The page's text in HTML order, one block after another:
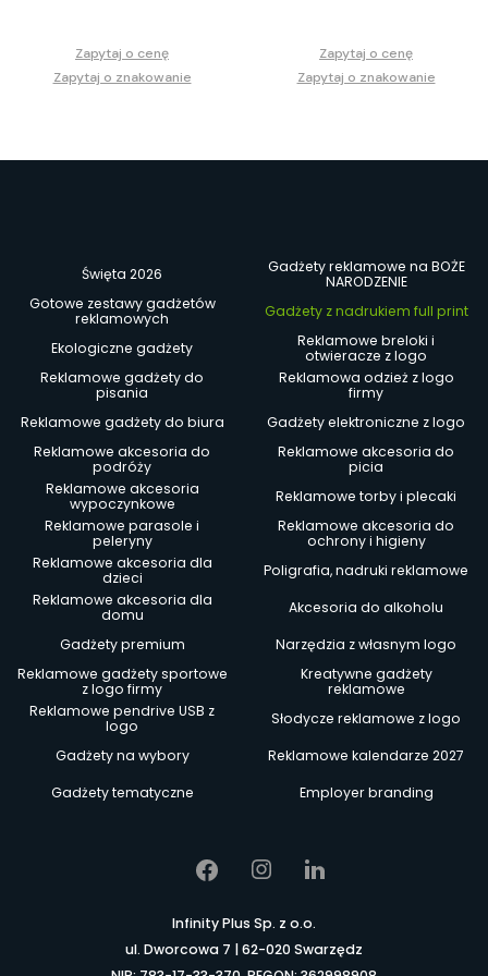
Zapytaj o cenę
Zapytaj o znakowanie
Zapytaj o cenę
Zapytaj o znakowanie
Święta 2026
Gadżety reklamowe na BOŻE
NARODZENIE
Gotowe zestawy gadżetów
reklamowych
Gadżety z nadrukiem full print
Ekologiczne gadżety
Reklamowe breloki i
otwieracze z logo
Reklamowe gadżety do
pisania
Reklamowa odzież z logo
firmy
Reklamowe gadżety do biura
Gadżety elektroniczne z logo
Reklamowe akcesoria do
podróży
Reklamowe akcesoria do
picia
Reklamowe akcesoria
wypoczynkowe
Reklamowe torby i plecaki
Reklamowe parasole i
peleryny
Reklamowe akcesoria do
ochrony i higieny
Reklamowe akcesoria dla
dzieci
Poligrafia, nadruki reklamowe
Reklamowe akcesoria dla
domu
Akcesoria do alkoholu
Gadżety premium
Narzędzia z własnym logo
Reklamowe gadżety sportowe
z logo firmy
Kreatywne gadżety
reklamowe
Reklamowe pendrive USB z
logo
Słodycze reklamowe z logo
Gadżety na wybory
Reklamowe kalendarze 2027
Gadżety tematyczne
Employer branding
Infinity Plus Sp. z o.o.
ul. Dworcowa 7 | 62-020 Swarzędz